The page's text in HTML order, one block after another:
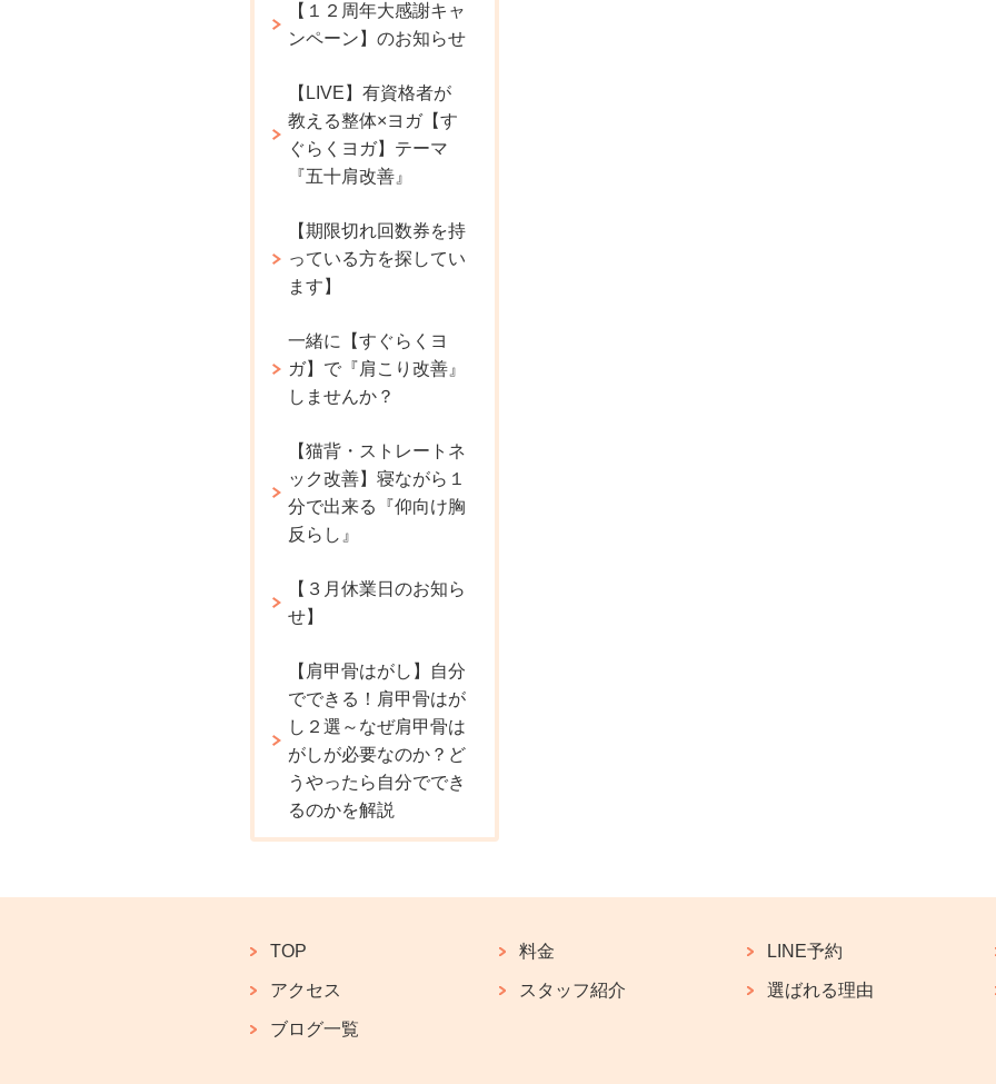
【１２周年大感謝キャ
ンペーン】のお知らせ
【LIVE】有資格者が
教える整体×ヨガ【す
ぐらくヨガ】テーマ
『五十肩改善』
【期限切れ回数券を持
っている方を探してい
ます】
一緒に【すぐらくヨ
ガ】で『肩こり改善』
しませんか？
【猫背・ストレートネ
ック改善】寝ながら１
分で出来る『仰向け胸
反らし』
【３月休業日のお知ら
せ】
【肩甲骨はがし】自分
でできる！肩甲骨はが
し２選～なぜ肩甲骨は
がしが必要なのか？ど
うやったら自分ででき
るのかを解説
TOP 料金 LINE予約
アクセス スタッフ紹介 選ばれる理由
ブログ一覧